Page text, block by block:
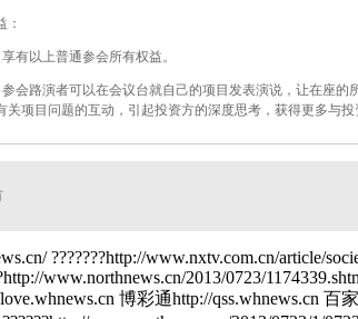
：
有以上普通参会所有权益。
会路演者可以在会议台就自己的项目发表演说，让在座
关项目问题的互动，引起投资方的深度思考，获得更多与投
???????http://www.nxtv.com.cn/article/
www.northnews.cn/2013/0723/
博彩通http://qss.whnews.cn 百